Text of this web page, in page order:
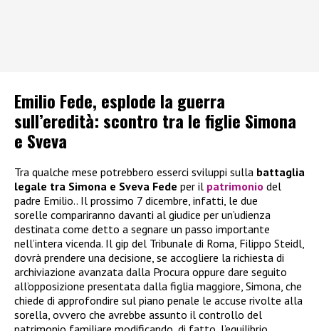
Emilio Fede, esplode la guerra
sull’eredità: scontro tra le figlie Simona
e Sveva
Tra qualche mese potrebbero esserci sviluppi sulla battaglia
legale tra Simona e Sveva Fede per il patrimonio del
padre Emilio.. Il prossimo 7 dicembre, infatti, le due
sorelle compariranno davanti al giudice per un’udienza
destinata come detto a segnare un passo importante
nell’intera vicenda. Il gip del Tribunale di Roma, Filippo Steidl,
dovrà prendere una decisione, se accogliere la richiesta di
archiviazione avanzata dalla Procura oppure dare seguito
all’opposizione presentata dalla figlia maggiore, Simona, che
chiede di approfondire sul piano penale le accuse rivolte alla
sorella, ovvero che avrebbe assunto il controllo del